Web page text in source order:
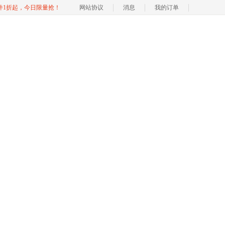
1折起，今日限量抢！ 网站协议 消息 我的订单